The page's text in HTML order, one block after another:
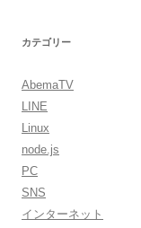
カテゴリー
AbemaTV
LINE
Linux
node.js
PC
SNS
インターネット